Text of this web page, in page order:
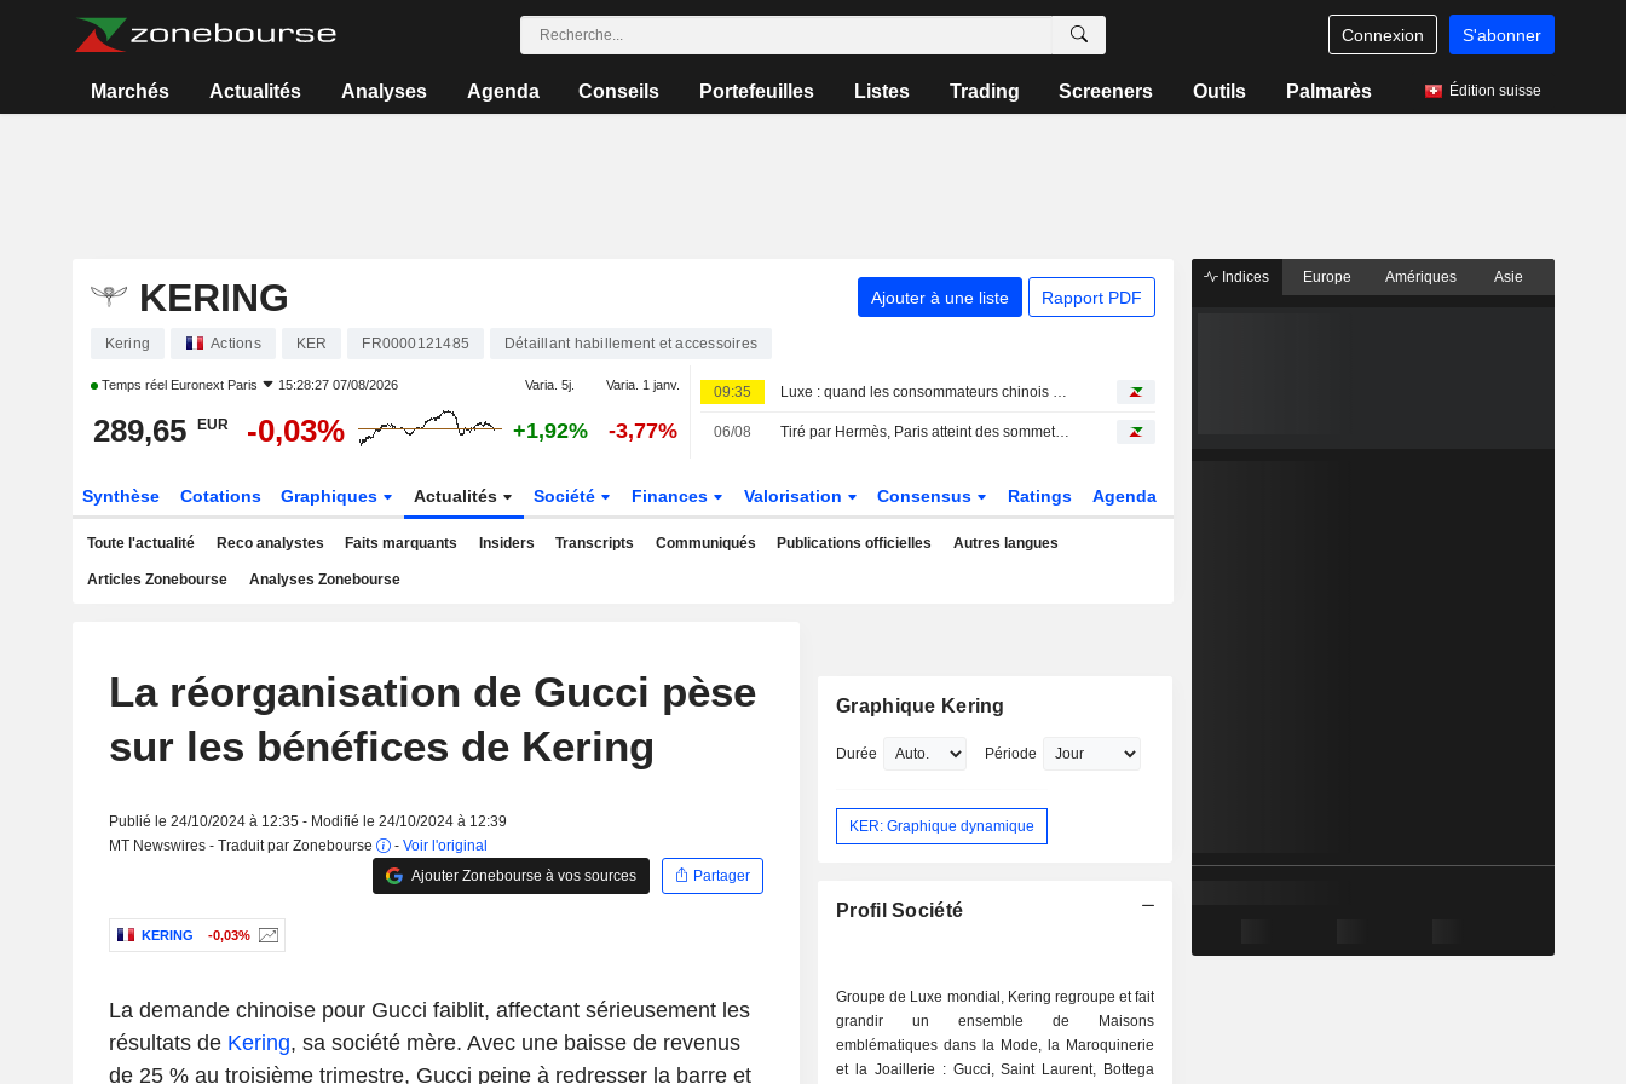
Connexion S'abonner
Marchés Actualités Analyses Agenda Conseils Portefeuilles Listes Trading Screeners Outils Palmarès Édition suisse
KERING Ajouter à une liste Rapport PDF
Kering Actions KER FR0000121485 Détaillant habillement et accessoires
Temps réel Euronext Paris 15:28:27 07/08/2026 Varia. 5j. Varia. 1 janv.
289,65 EUR -0,03% +1,92% -3,77%
09:35 Luxe : quand les consommateurs chinois préfèrent une crème plutôt qu'un sac
06/08 Tiré par Hermès, Paris atteint des sommets inexplorés
Synthèse Cotations Graphiques Actualités Société Finances Valorisation Consensus Ratings Agenda
Toute l'actualité Reco analystes Faits marquants Insiders Transcripts Communiqués Publications officielles Autres langues
Articles Zonebourse Analyses Zonebourse
La réorganisation de Gucci pèse
sur les bénéfices de Kering
Publié le 24/10/2024 à 12:35 - Modifié le 24/10/2024 à 12:39
MT Newswires - Traduit par Zonebourse
- Voir l'original
Ajouter Zonebourse à vos sources
Partager
KERING -0,03%
La demande chinoise pour Gucci faiblit, affectant sérieusement les
résultats de Kering, sa société mère. Avec une baisse de revenus
de 25 % au troisième trimestre, Gucci peine à redresser la barre et
Graphique Kering
Durée Période
KER: Graphique dynamique
Profil Société
Groupe de Luxe mondial, Kering regroupe et fait
grandir un ensemble de Maisons
emblématiques dans la Mode, la Maroquinerie
et la Joaillerie : Gucci, Saint Laurent, Bottega
Indices Europe Amériques Asie